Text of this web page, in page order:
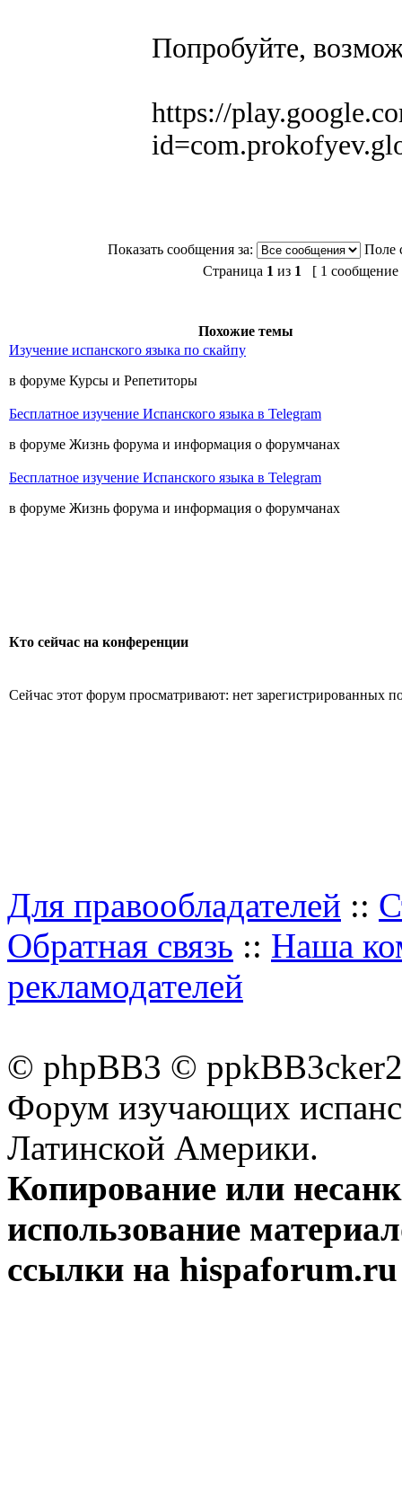
Попробуйте,
https://
Показать сообщения за:
Поле
Страница 1 из 1 [ 1 сообщение
Похожие темы
Изучение испанского языка по скайпу
в форуме Курсы и Репетиторы
Бесплатное изучение Испанского языка в Telegram
в форуме Жизнь форума и информация о форумчанах
Бесплатное изучение Испанского языка в Telegram
в форуме Жизнь форума и информация о форумчанах
Кто сейчас на конференции
Сейчас этот форум просматривают: нет зарегистрированных
Для правообладателей ::
Обратная связь :: Наша
рекламодателей
© phpBB3 ©
Форум изучающих
Латинской Америки.
Копирование или
использование
ссылки на hispaforum.ru